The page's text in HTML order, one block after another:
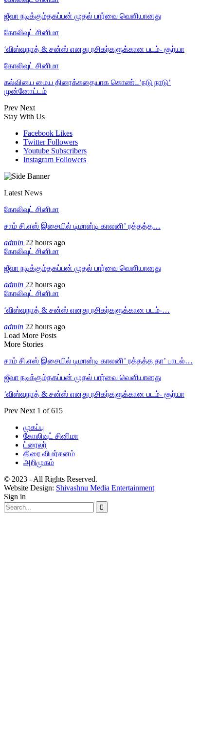
ஜீவா நடிக்கும்தகப்பன் முதல் பார்வை வெளியானது
கோலிவுட் சினிமா
‘விஸ்வநாத் & சன்ஸ் எனது ரசிகர்களுக்கான படம்- சூர்யா
கோலிவுட் சினிமா
கல்வியை மைய திரைக்கதையாக கொண்ட’நடு நாடு’
முன்னோட்டம்
Prev Next
Stay With Us
Facebook Likes
Twitter Followers
Youtube Subscribers
Instagram Followers
Latest News
கோலிவுட் சினிமா
சாம் சி.எஸ் இசையில் டிமான்டி காலனி’ ரத்தத்த…
admin 22 hours ago
கோலிவுட் சினிமா
ஜீவா நடிக்கும்தகப்பன் முதல் பார்வை வெளியானது
admin 22 hours ago
கோலிவுட் சினிமா
‘விஸ்வநாத் & சன்ஸ் எனது ரசிகர்களுக்கான படம்-…
admin 22 hours ago
Load More Posts
More Stories
சாம் சி.எஸ் இசையில் டிமான்டி காலனி’ ரத்தத்த தா’ பாடல்…
ஜீவா நடிக்கும்தகப்பன் முதல் பார்வை வெளியானது
‘விஸ்வநாத் & சன்ஸ் எனது ரசிகர்களுக்கான படம்- சூர்யா
Prev Next 1 of 615
முகப்பு
கோலிவுட் சினிமா
ட்ரைலர்
திரை விமர்சனம்
அறிமுகம்
© 2023 - All Rights Reserved.
Website Design: Shivashnu Media Entertainment
Sign in